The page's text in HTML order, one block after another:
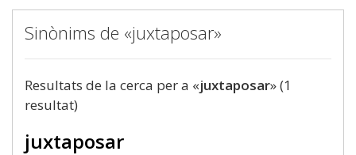
Sinònims de «juxtaposar»
Resultats de la cerca per a «juxtaposar» (1
resultat)
juxtaposar